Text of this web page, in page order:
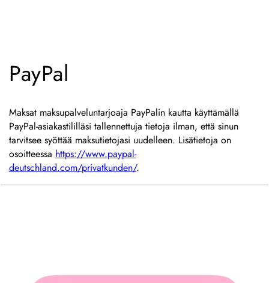
PayPal
Maksat maksupalveluntarjoaja PayPalin kautta käyttämällä
PayPal-asiakastililläsi tallennettuja tietoja ilman, että sinun
tarvitsee syöttää maksutietojasi uudelleen. Lisätietoja on
osoitteessa https://www.paypal-
deutschland.com/privatkunden/.